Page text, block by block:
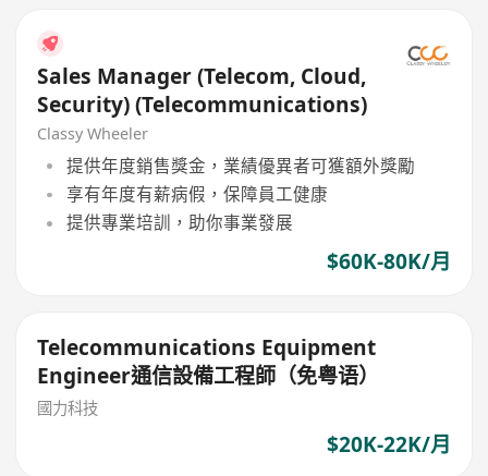
Sales Manager (Telecom, Cloud,
Security) (Telecommunications)
Classy Wheeler
提供年度銷售獎金，業績優異者可獲額外獎勵
享有年度有薪病假，保障員工健康
提供專業培訓，助你事業發展
$60K-80K/月
Telecommunications Equipment
Engineer通信設備工程師（免粤语）
國力科技
$20K-22K/月